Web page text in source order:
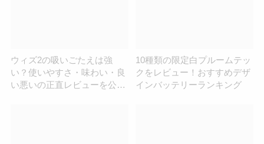
ウィズ2の吸いごたえは強
い？使いやすさ・味わい・良
い悪いの正直レビューを公
10種類の限定白プルームテッ
クをレビュー！おすすめデザ
インバッテリーランキング